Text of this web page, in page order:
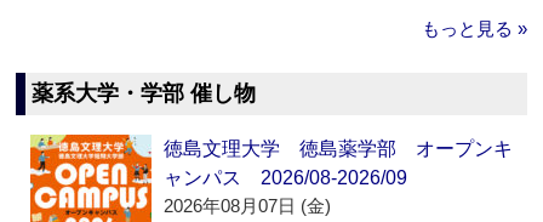
もっと見る »
薬系大学・学部 催し物
徳島文理大学 徳島薬学部 オープンキ
ャンパス 2026/08-2026/09
2026年08月07日 (金)